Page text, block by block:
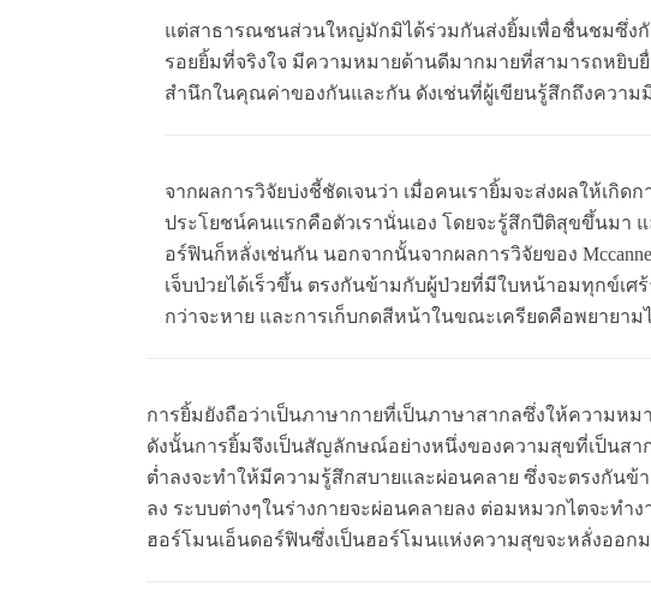
แต่สาธารณชนส่วนใหญ่มักมิได้ร่วมกันส่งยิ้มเพื่อชื่นชมซึ่งกั
รอยยิ้มที่จริงใจ มีความหมายด้านดีมากมายที่สามารถหยิบ
สำนึกในคุณค่าของกันและกัน ดังเช่นที่ผู้เขียนรู้สึกถึงควา
จากผลการวิจัยบ่งชี้ชัดเจนว่า เมื่อคนเรายิ้มจะส่งผลให้เ
ประโยชน์คนแรกคือตัวเรานั่นเอง โดยจะรู้สึกปีติสุขขึ้นมา
อร์ฟินก็หลั่งเช่นกัน นอกจากนั้นจากผลการวิจัยของ
เจ็บป่วยได้เร็วขึ้น ตรงกันข้ามกับผู้ป่วยที่มีใบหน้าอมทุกข์เศ
กว่าจะหาย และการเก็บกดสีหน้าในขณะเครียดคือพยาย
การยิ้มยังถือว่าเป็นภาษากายที่เป็นภาษาสากลซึ่งให้ความหม
ดังนั้นการยิ้มจึงเป็นสัญลักษณ์อย่างหนึ่งของความสุขที่เป็นส
ต่ำลงจะทำให้มีความรู้สึกสบายและผ่อนคลาย ซึ่งจะตรงกัน
ลง ระบบต่างๆในร่างกายจะผ่อนคลายลง ต่อมหมวกไตจะท
ฮอร์โมนเอ็นดอร์ฟินซึ่งเป็นฮอร์โมนแห่งความสุขจะหลั่งออก